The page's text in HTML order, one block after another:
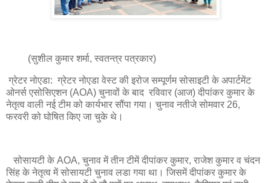
(सुशील कुमार शर्मा, स्वतन्त्र पत्रकार)
ग्रेटर नोएडा: ग्रेटर नोएडा वेस्ट की इरोज सम्पूर्णम सोसाइटी के अपार्टमेंट
ओनर्स एसोसिएशन (AOA) चुनावों के बाद रविवार (आज) दीपांकर कुमार के
नेतृत्व वाली नई टीम को कार्यभार सौंपा गया। चुनाव नतीजे सोमवार 26,
फरवरी को घोषित किए जा चुके थे।
सोसायटी के AOA, चुनाव में तीन टीमें दीपांकर कुमार, राजेश कुमार व चंदन
सिंह के नेतृत्व में सोसायटी चुनाव लडा गया था। जिसमें दीपांकर कुमार के